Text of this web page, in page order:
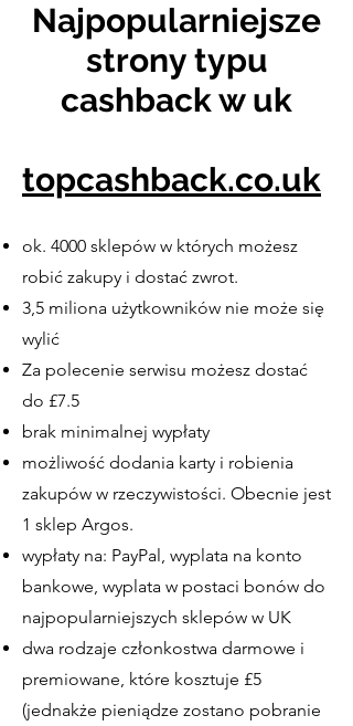
Najpopularniejsze
strony typu
cashback w uk
topcashback.co.uk
ok. 4000 sklepów w których możesz
robić zakupy i dostać zwrot.
3,5 miliona użytkowników nie może się
wylić
Za polecenie serwisu możesz dostać
do £7.5
brak minimalnej wypłaty
możliwość dodania karty i robienia
zakupów w rzeczywistości. Obecnie jest
1 sklep Argos.
wypłaty na: PayPal, wyplata na konto
bankowe, wyplata w postaci bonów do
najpopularniejszych sklepów w UK
dwa rodzaje członkostwa darmowe i
premiowane, które kosztuje £5
(jednakże pieniądze zostano pobranie